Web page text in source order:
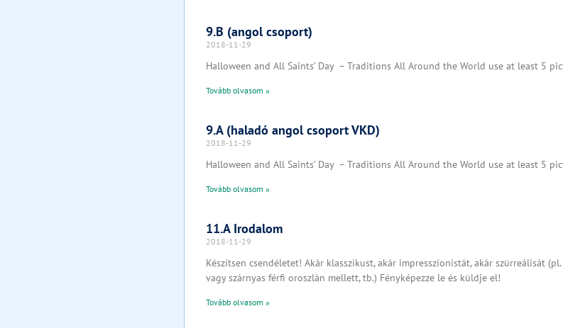
9.B (angol csoport)
2018-11-29
Halloween and All Saints’ Day – Traditions All Around the World use at least 5
Tovább olvasom »
9.A (haladó angol csoport VKD)
2018-11-29
Halloween and All Saints’ Day – Traditions All Around the World use at least 5
Tovább olvasom »
11.A Irodalom
2018-11-29
Készítsen csendéletet! Akár klasszikust, akár impresszionistát, akár szürreálisát
vagy szárnyas férfi oroszlán mellett, tb.) Fényképezze le és küldje el!
Tovább olvasom »